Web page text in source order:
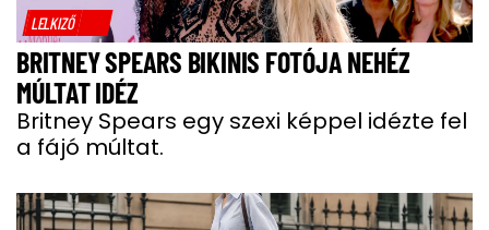
LELKIZŐ
BRITNEY SPEARS BIKINIS FOTÓJA NEHÉZ
MÚLTAT IDÉZ
Britney Spears egy szexi képpel idézte fel
a fájó múltat.